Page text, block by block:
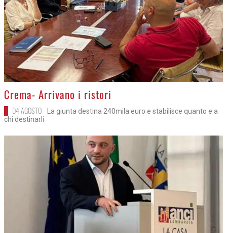
>
Crema- Arrivano i ristori
04 AGOSTO
La giunta destina 240mila euro e stabilisce quanto e a
chi destinarli